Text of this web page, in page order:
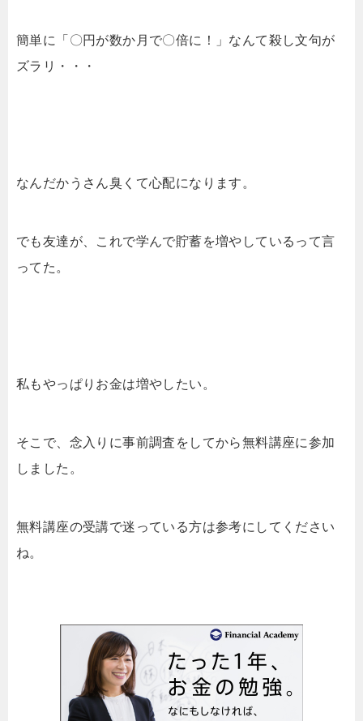
簡単に「〇円が数か月で〇倍に！」なんて殺し文句が
ズラリ・・・
なんだかうさん臭くて心配になります。
でも友達が、これで学んで貯蓄を増やしているって言
ってた。
私もやっぱりお金は増やしたい。
そこで、念入りに事前調査をしてから無料講座に参加
しました。
無料講座の受講で迷っている方は参考にしてください
ね。